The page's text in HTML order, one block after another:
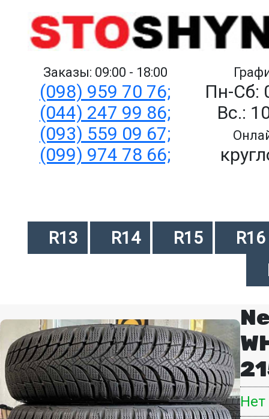
Заказы: 09:00 - 18:00
(098) 959 70 76;
(044) 247 99 86;
(093) 559 09 67;
(099) 974 78 66;
Пн-Сб:
Вс.:
R13 R14 R15
R16